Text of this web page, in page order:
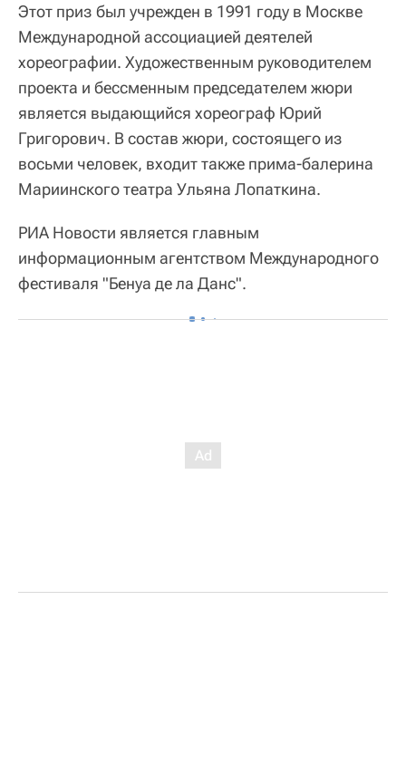
Этот приз был учрежден в 1991 году в Москве
Международной ассоциацией деятелей
хореографии. Художественным руководителем
проекта и бессменным председателем жюри
является выдающийся хореограф Юрий
Григорович. В состав жюри, состоящего из
восьми человек, входит также прима-балерина
Мариинского театра Ульяна Лопаткина.
РИА Новости является главным
информационным агентством Международного
фестиваля "Бенуа де ла Данс".